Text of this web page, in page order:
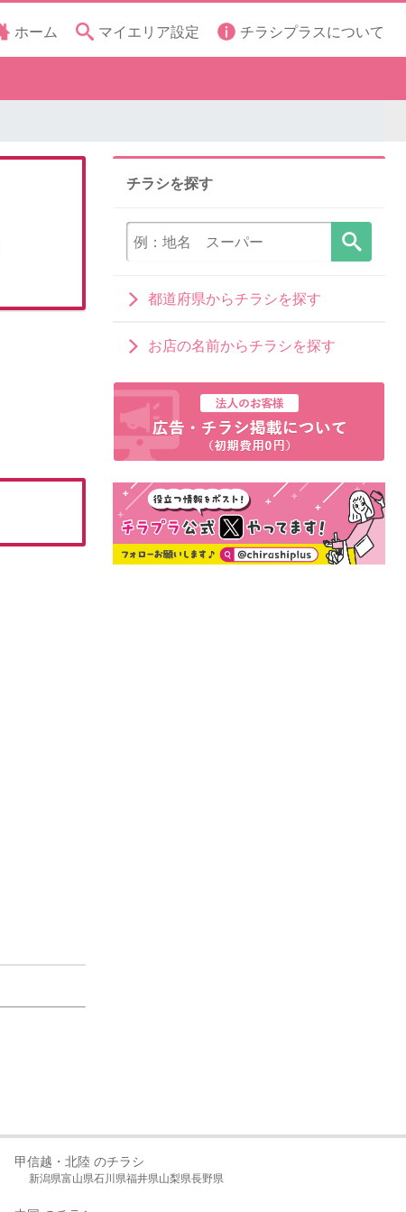
ホーム マイエリア設定 チラシプラスについて
チラシを探す
都道府県からチラシを探す
お店の名前からチラシを探す
甲信越・北陸 のチラシ
新潟県富山県石川県福井県山梨県長野県